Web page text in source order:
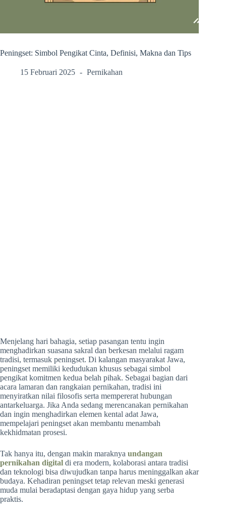
Peningset: Simbol Pengikat Cinta, Definisi, Makna dan Tips
15 Februari 2025 Pernikahan
Menjelang hari bahagia, setiap pasangan tentu ingin
menghadirkan suasana sakral dan berkesan melalui ragam
tradisi, termasuk peningset. Di kalangan masyarakat Jawa,
peningset memiliki kedudukan khusus sebagai simbol
pengikat komitmen kedua belah pihak. Sebagai bagian dari
acara lamaran dan rangkaian pernikahan, tradisi ini
menyiratkan nilai filosofis serta mempererat hubungan
antarkeluarga. Jika Anda sedang merencanakan pernikahan
dan ingin menghadirkan elemen kental adat Jawa,
mempelajari peningset akan membantu menambah
kekhidmatan prosesi.
Tak hanya itu, dengan makin maraknya undangan
pernikahan digital di era modern, kolaborasi antara tradisi
dan teknologi bisa diwujudkan tanpa harus meninggalkan akar
budaya. Kehadiran peningset tetap relevan meski generasi
muda mulai beradaptasi dengan gaya hidup yang serba
praktis.